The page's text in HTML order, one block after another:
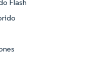
Flash